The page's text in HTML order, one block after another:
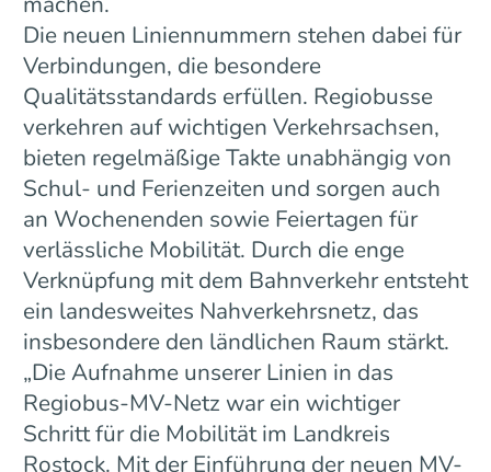
Die neuen Liniennummern stehen dabei für
Verbindungen, die besondere
Qualitätsstandards erfüllen. Regiobusse
verkehren auf wichtigen Verkehrsachsen,
bieten regelmäßige Takte unabhängig von
Schul- und Ferienzeiten und sorgen auch
an Wochenenden sowie Feiertagen für
verlässliche Mobilität. Durch die enge
Verknüpfung mit dem Bahnverkehr entsteht
ein landesweites Nahverkehrsnetz, das
insbesondere den ländlichen Raum stärkt.
„Die Aufnahme unserer Linien in das
Regiobus-MV-Netz war ein wichtiger
Schritt für die Mobilität im Landkreis
Rostock. Mit der Einführung der neuen MV-